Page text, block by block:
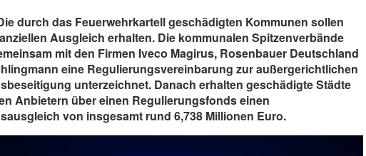
durch das Feuerwehrkartell geschädigten Kommunen sollen
Ausgleich erhalten. Die kommunalen Spitzenverbände
mit den Firmen Iveco Magirus, Rosenbauer Deutschland
eine Regulierungsvereinbarung zur außergerichtlichen
unterzeichnet. Danach erhalten geschädigte Städte
Anbietern über einen Regulierungsfonds einen
von insgesamt rund 6,738 Millionen Euro.